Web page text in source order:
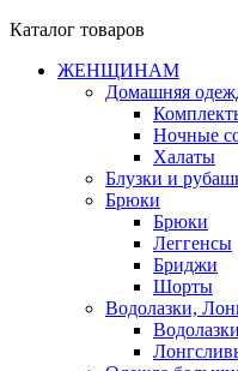
Каталог товаров
ЖЕНЩИНАМ
Домашняя
Ночные
Халаты
Блузки и
Брюки
Брюки
Леггенсы
Бриджи
Шорты
Водолазки,
Водолазки